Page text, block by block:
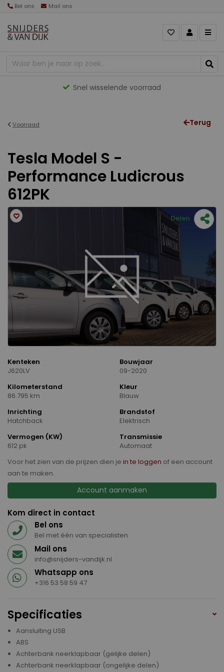
Bel ons Mail ons
Snel wisselende voorraad
Voorraad Terug
Tesla Model S -
Performance Ludicrous
612PK
Delen
Kenteken
J620LV
Bouwjaar
09-2020
Kilometerstand
86.795 km
Kleur
Blauw
Inrichting
Hatchback
Brandstof
Elektrisch
Vermogen (KW)
612 pk
Transmissie
Automaat
Voor het zien van de prijzen dien je in te loggen of een account
aan te maken.
Account aanmaken
Kom direct in contact
Bel ons
Bel met één van specialisten
Mail ons
info@snijders-vandijk.nl
Whatsapp ons
+316 53 58 59 47
Specificaties
Aansluiting USB
ABS
Achterbank neerklapbaar (gelijke delen)
Achterbank neerklapbaar (ongelijke delen)